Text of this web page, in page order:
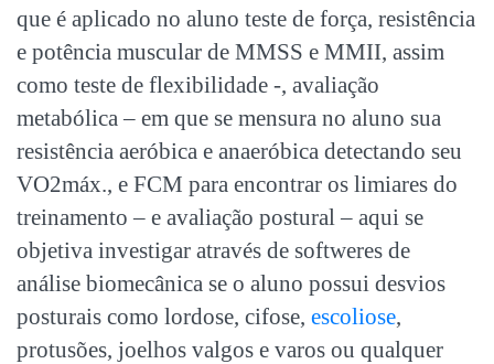
que é aplicado no aluno teste de força, resistência
e potência muscular de MMSS e MMII, assim
como teste de flexibilidade -, avaliação
metabólica – em que se mensura no aluno sua
resistência aeróbica e anaeróbica detectando seu
VO2máx., e FCM para encontrar os limiares do
treinamento – e avaliação postural – aqui se
objetiva investigar através de softweres de
análise biomecânica se o aluno possui desvios
posturais como lordose, cifose, escoliose,
protusões, joelhos valgos e varos ou qualquer